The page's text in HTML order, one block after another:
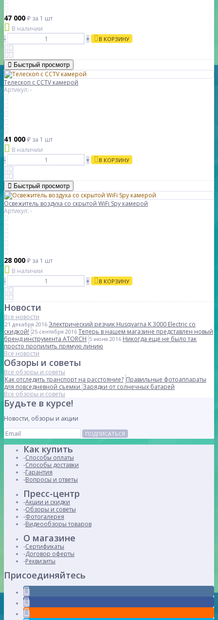
47 000 ₽ за 1 шт
В наличии
-
+ В КОРЗИНУ
Быстрый просмотр
Телескоп с CCTV камерой
Артикул: -
41 000 ₽ за 1 шт
В наличии
-
+ В КОРЗИНУ
Быстрый просмотр
Освежитель воздуха со скрытой WiFi Spy камерой
Артикул: -
28 000 ₽ за 1 шт
В наличии
-
+ В КОРЗИНУ
Новости
Все новости
21 декабря 2016 Электрический резчик Husqvarna K 3000 Electric со
скидкой! 25 сентября 2016 Теперь в нашем магазине представлен новый
бренд инструмента ATORCH 5 июня 2016 Никогда еще не было так
просто пропилить прямую линию
Все новости
Обзоры и советы
Все обзоры и советы
Как отследить транспорт на расстояние? Правильные фотоаппараты
для повседневной съемки Зарядки от солнечных батарей
Все обзоры и советы
Будьте в курсе!
Новости, обзоры и акции
ПОДПИСАТЬСЯ
Как купить
Способы оплаты
Способы доставки
Гарантия
Вопросы и ответы
Пресс-центр
Акции и скидки
Обзоры и советы
Фотогалерея
Видеообзоры товаров
О магазине
Сертификаты
Договор оферты
Реквизиты
Присоединяйтесь